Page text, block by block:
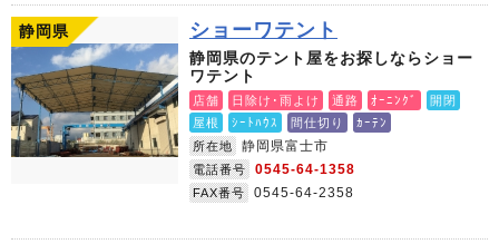
静岡県 ショーワテント
静岡県のテント屋をお探しならショー
ワテント
店舗 日除け･雨よけ 通路 ｵｰﾆﾝｸﾞ
開閉
屋根
ｼｰﾄﾊｳｽ 間仕切り
ｶｰﾃﾝ
所在地
静岡県富士市
電話番号 0545-64-1358
FAX番号 0545-64-2358